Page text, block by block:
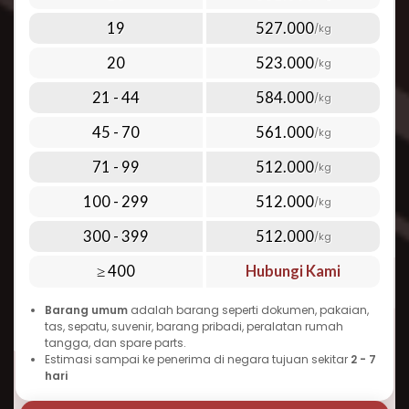
Di bawah 1 kg: mulai dari Rp 1.760.000,-
Di atas 100 kg: mulai dari Rp 512.000,- per kg
Lihat harga lengkap terbaru melalui tabel
tarif pengiriman yang ada di halaman
Perlu diingat bahwa biaya kirim paket ke
berat, dimensi, jenis barang, dan layanan
tambahan yang dipilih. Semakin banyak
barang yang Anda kirim sekaligus, semakin
ekonomis tarif per kilogramnya. Inilah yang
menjadikan Repack.id pilihan terbaik untuk
cara kirim paket murah ke Uganda tanpa
mengorbankan kualitas dan kecepatan.
Waktu Pengiriman Paket ke Uganda
yang Dapat Diandalkan
Salah satu pertanyaan umum seputar
pengiriman ke Uganda adalah “berapa lama
19 527.000/kg
20 523.000/kg
21 - 44 584.000/kg
45 - 70 561.000/kg
71 - 99 512.000/kg
100 - 299 512.000/kg
300 - 399 512.000/kg
≥ 400 Hubungi Kami
Barang umum adalah barang seperti dokumen, pakaian,
tas, sepatu, suvenir, barang pribadi, peralatan rumah
tangga, dan spare parts.
Estimasi sampai ke penerima di negara tujuan sekitar 2 - 7
hari